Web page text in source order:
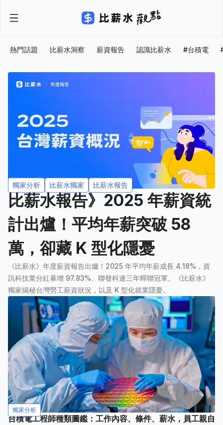
熱門話題 比薪水洞察 薪資報告 認識比薪水 #台積電
獨家分析 比薪水獨家 比薪水報告
比薪水報告》2025 年薪資統
計出爐！平均年薪突破 58
萬，卻藏 K 型化隱憂
《比薪水》年度薪資報告出爐！2025 年平均年薪成長 4.18%，資
訊科技業分紅暴增 97.83%、聯發科連三年蟬聯冠軍。《比薪水》
獨家揭秘台灣勞工薪資狀況，以及 K 型化就業隱憂。
獨家分析
台積電工程師種類圖鑑：工作內容、條件、薪水，員工親自